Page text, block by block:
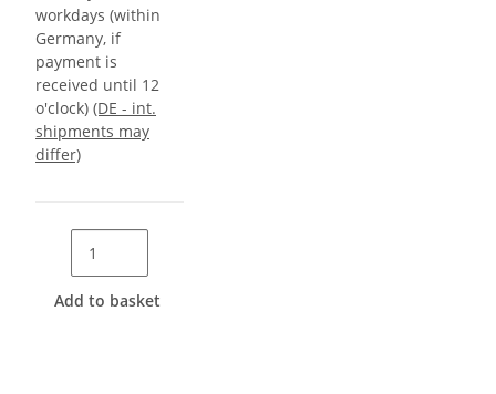
workdays (within
Germany, if
payment is
received until 12
o'clock) (DE - int.
shipments may
differ)
Add to basket